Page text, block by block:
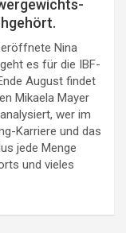
Nina
es für die IBF-
August findet
Mikaela Mayer
wer im
Karriere und das
jede Menge
und vieles